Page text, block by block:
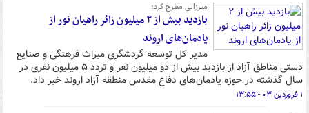
میرزایی مطرح کرد؛
بازدید بیش از ۲ میلیون زائر راهیان نور از
یادمان‌های اروند
مدیر کل توسعه گردشگری میراث فرهنگی و صنایع
دستی مناطق آزاد از بازدید بیش از دو میلیون نفر و تردد ۵ میلیون نفری در
سال گذشته در حوزه یادمان‌های دفاع مقدس منطقه آزاد اروند خبر داد.
۱ فروردین ۰۳ - ۱۳:۵۵